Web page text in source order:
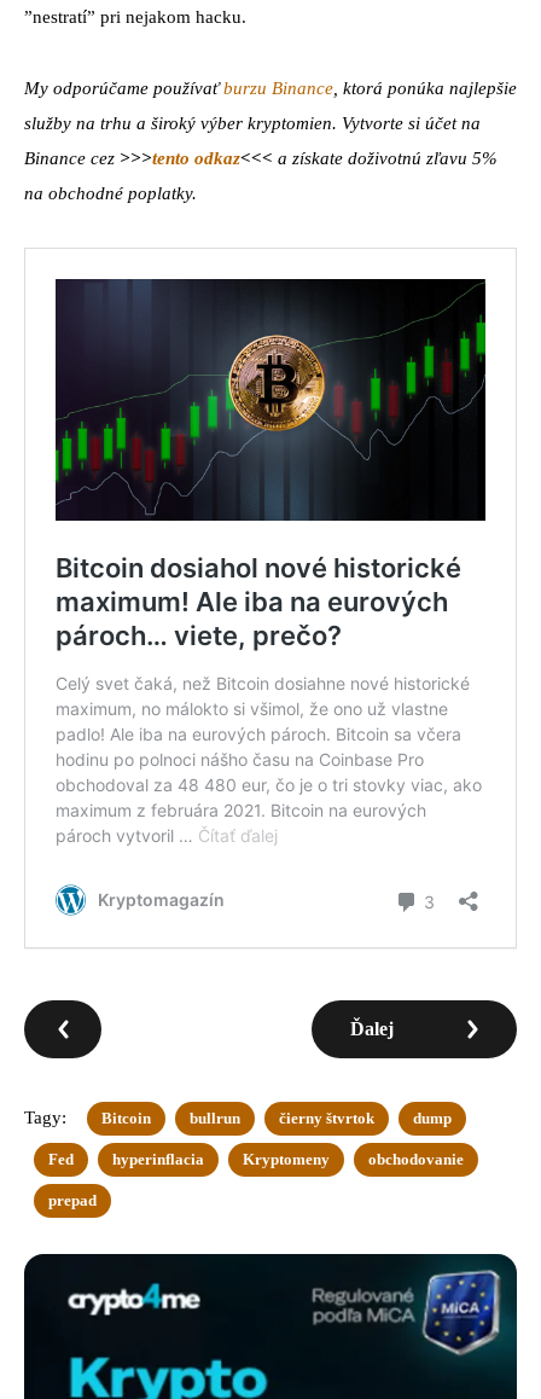
”nestratí” pri nejakom hacku.
My odporúčame používaťburzu Binance , ktorá ponúka najlepšie
služby na trhu a široký výber kryptomien. Vytvorte si účet na
Binance cez >>>tento odkaz<<< a získate doživotnú zľavu 5%
na obchodné poplatky.
Ďalej
Tagy: Bitcoin bullrun čierny štvrtok dump
Fed hyperinflacia Kryptomeny obchodovanie
prepad